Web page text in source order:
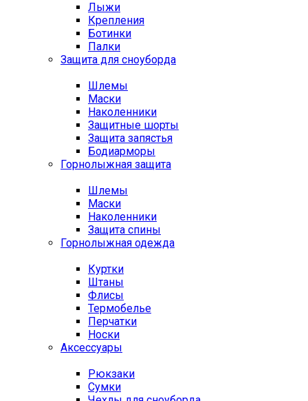
Лыжи
Крепления
Ботинки
Палки
Защита для сноуборда
Шлемы
Маски
Наколенники
Защитные шорты
Защита запястья
Бодиарморы
Горнолыжная защита
Шлемы
Маски
Наколенники
Защита спины
Горнолыжная одежда
Куртки
Штаны
Флисы
Термобелье
Перчатки
Носки
Аксессуары
Рюкзаки
Сумки